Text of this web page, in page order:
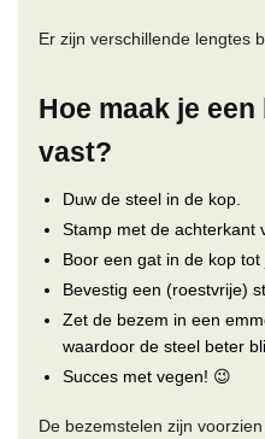
Er zijn verschillende lengtes
Hoe maak je
vast?
Duw de steel in de kop.
Stamp met de achterkant
Boor een gat in de kop
Bevestig een (roestvrije)
Zet de bezem in een
waardoor de steel beter
Succes met vegen! 😉
De bezemstelen zijn